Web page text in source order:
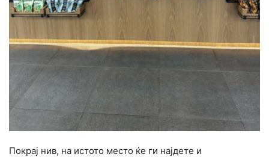
Покрај нив, на истото место ќе ги најдете и